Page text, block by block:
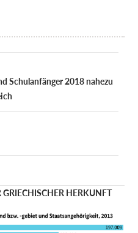
Schulanfänger 2018 nahezu
HERKUNFT